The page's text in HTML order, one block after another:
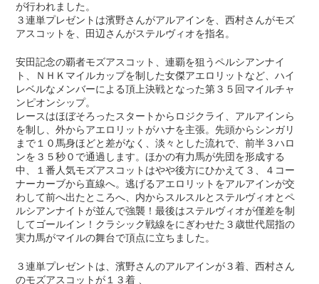
が行われました。
３連単プレゼントは濱野さんがアルアインを、西村さんがモズ
アスコットを、田辺さんがステルヴィオを指名。
安田記念の覇者モズアスコット、連覇を狙うペルシアンナイ
ト、ＮＨＫマイルカップを制した女傑アエロリットなど、ハイ
レベルなメンバーによる頂上決戦となった第３５回マイルチャ
ンピオンシップ。
レースはほぼそろったスタートからロジクライ、アルアインら
を制し、外からアエロリットがハナを主張。先頭からシンガリ
まで１０馬身ほどと差がなく、淡々とした流れで、前半３ハロ
ンを３５秒０で通過します。ほかの有力馬が先団を形成する
中、１番人気モズアスコットはやや後方にひかえて３、４コー
ナーカーブから直線へ。逃げるアエロリットをアルアインが交
わして前へ出たところへ、内からスルスルとステルヴィオとペ
ルシアンナイトが並んで強襲！最後はステルヴィオが僅差を制
してゴールイン！クラシック戦線をにぎわせた３歳世代屈指の
実力馬がマイルの舞台で頂点に立ちました。
３連単プレゼントは、濱野さんのアルアインが３着、西村さん
のモズアスコットが１３着 、